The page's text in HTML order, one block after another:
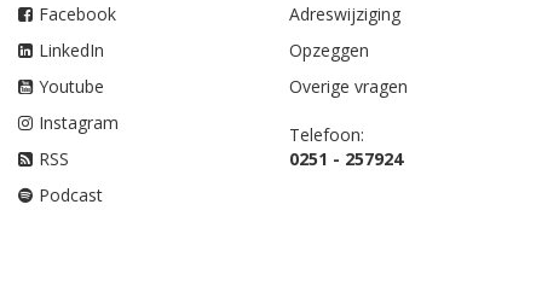
Facebook
LinkedIn
Youtube
Instagram
RSS
Podcast
Adreswijziging
Opzeggen
Overige vragen
Telefoon:
0251 - 257924